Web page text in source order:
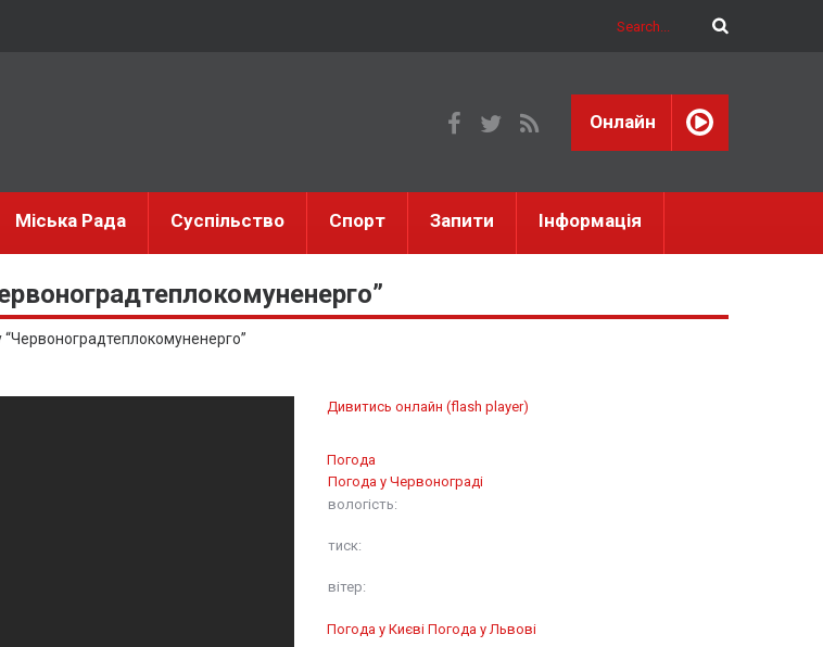
Онлайн
Міська Рада Суспільство Спорт Запити Інформація
“Червоноградтеплокомуненерго”
Дивитись онлайн (flash player)
Погода
Погода у Червонограді
вологість:
тиск:
вітер:
Погода у Києві Погода у Львові